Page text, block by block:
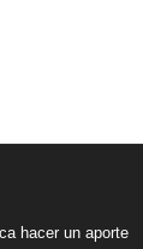
hacer un aporte